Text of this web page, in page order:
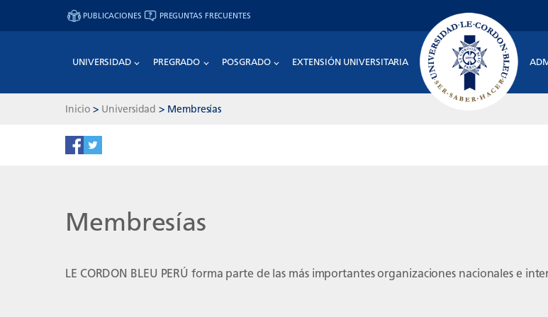
PUBLICACIONES PREGUNTAS FRECUENTES
UNIVERSIDAD PREGRADO POSGRADO EXTENSIÓN UNIVERSITARIA
Inicio > Universidad > Membresías
Membresías
LE CORDON BLEU PERÚ forma parte de las más importantes organizaciones nacionales e